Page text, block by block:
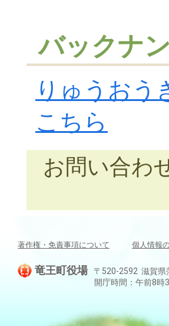
バックナ
りゅうおう
こちら
お問い合わ
著作権・免責事項について 個人情報
竜王町役場
〒520-2592 滋賀県
開庁時間：午前8時